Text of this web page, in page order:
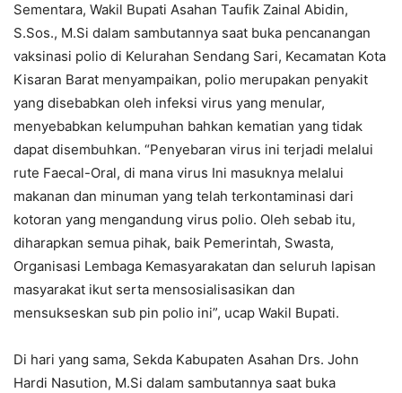
Sementara, Wakil Bupati Asahan Taufik Zainal Abidin,
S.Sos., M.Si dalam sambutannya saat buka pencanangan
vaksinasi polio di Kelurahan Sendang Sari, Kecamatan Kota
Kisaran Barat menyampaikan, polio merupakan penyakit
yang disebabkan oleh infeksi virus yang menular,
menyebabkan kelumpuhan bahkan kematian yang tidak
dapat disembuhkan. “Penyebaran virus ini terjadi melalui
rute Faecal-Oral, di mana virus Ini masuknya melalui
makanan dan minuman yang telah terkontaminasi dari
kotoran yang mengandung virus polio. Oleh sebab itu,
diharapkan semua pihak, baik Pemerintah, Swasta,
Organisasi Lembaga Kemasyarakatan dan seluruh lapisan
masyarakat ikut serta mensosialisasikan dan
mensukseskan sub pin polio ini”, ucap Wakil Bupati.
Di hari yang sama, Sekda Kabupaten Asahan Drs. John
Hardi Nasution, M.Si dalam sambutannya saat buka